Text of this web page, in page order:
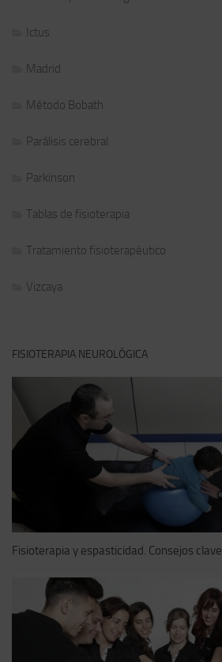
Ictus
Madrid
Método Bobath
Parálisis cerebral
Parkinson
Tablas de fisioterapia
Tratamiento fisioterapéutico
Vizcaya
FISIOTERAPIA NEUROLÓGICA
Fisioterapia y espasticidad. Consejos clave